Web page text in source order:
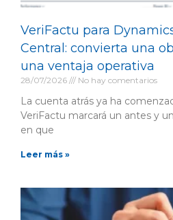
VeriFactu para
Central: convierta una
una ventaja operativa
28/07/2026 No hay comentarios
La cuenta atrás ya ha
VeriFactu marcará un antes y
en que
Leer más »